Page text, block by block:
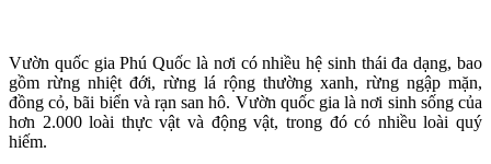
Vườn quốc gia Phú Quốc là nơi có nhiều hệ sinh thái đa dạng, bao
gồm rừng nhiệt đới, rừng lá rộng thường xanh, rừng ngập mặn,
đồng cỏ, bãi biển và rạn san hô. Vườn quốc gia là nơi sinh sống của
hơn 2.000 loài thực vật và động vật, trong đó có nhiều loài quý
hiếm.